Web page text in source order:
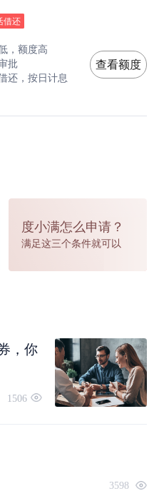
借还
，额度高
批
还，按日计息
查看额度
度小满怎么申请？
满足这三个条件就可以
，你
1506
3598